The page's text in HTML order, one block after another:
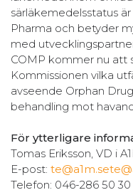
särläkemedelsstatus
Pharma och betyder
med
COMP kommer nu att
Kommissionen vilka
avseende Orphan
behandling mot
För ytterligare
Tomas Eriksson, VD i
E-post: te@a1m.se
Telefon: 046-286 50 30